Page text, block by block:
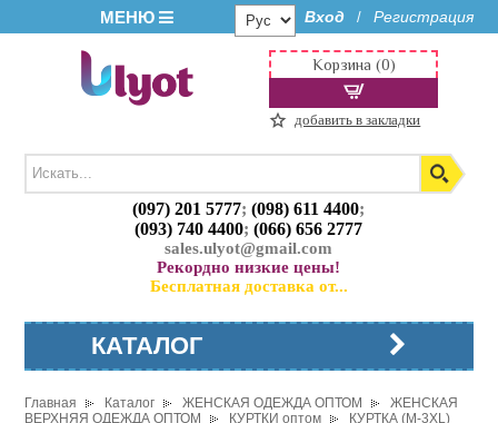
МЕНЮ Вход / Регистрация
(097) 201 5777;(098) 611 4400;
(093) 740 4400;(066) 656 2777
sales.ulyot@gmail.com
Рекордно низкие цены!
Бесплатная доставка от...
Корзина (0)
добавить в закладки
КАТАЛОГ
Главная Каталог ЖЕНСКАЯ ОДЕЖДА ОПТОМ
ЖЕНСКАЯ
ВЕРХНЯЯ ОДЕЖДА ОПТОМ
КУРТКИ оптом
КУРТКА (M-3XL)